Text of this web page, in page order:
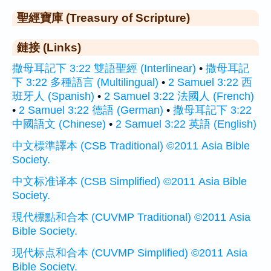
聖經寶庫 (Treasury of Scripture)
鏈接 (Links)
撒母耳記下 3:22 雙語聖經 (Interlinear) • 撒母耳記
下 3:22 多種語言 (Multilingual) • 2 Samuel 3:22 西
班牙人 (Spanish) • 2 Samuel 3:22 法國人 (French)
• 2 Samuel 3:22 德語 (German) • 撒母耳記下 3:22
中國語文 (Chinese) • 2 Samuel 3:22 英語 (English)
中文標準譯本 (CSB Traditional) ©2011 Asia Bible
Society.
中文标准译本 (CSB Simplified) ©2011 Asia Bible
Society.
現代標點和合本 (CUVMP Traditional) ©2011 Asia
Bible Society.
现代标点和合本 (CUVMP Simplified) ©2011 Asia
Bible Society.